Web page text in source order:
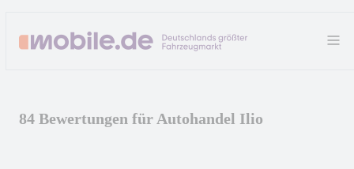
84 Bewertungen für Autohandel Ilio